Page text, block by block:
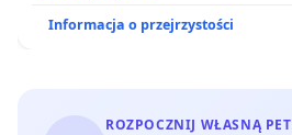
Informacja o przejrzystości
ROZPOCZNIJ WŁASNĄ